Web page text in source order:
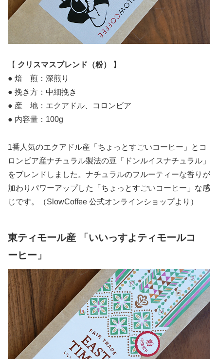
【 クリスマスブレンド（粉）
】
● 焙 煎：深煎り
● 挽き方：中細挽き
● 産 地：エクアドル、コロンビア
● 内容量：100g
1番人気のエクアドル産「ちょっとすごいコーヒー」とコ
ロンビア産ナチュラル製法の豆「ドンルイスナチュラル」
をブレンドしました。ナチュラルのフルーティーな香りが
加わりパワーアップした「ちょっとすごいコーヒー」な感
じです。（SlowCoffee 公式オンラインショップより）
東ティモール産 「いいっすよティモールコ
ーヒー」